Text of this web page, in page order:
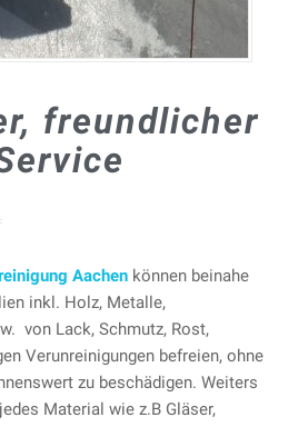
freundlicher
Aachen können beinahe
inkl. Holz, Metalle,
von Lack, Schmutz, Rost,
Verunreinigungen befreien, ohne
zu beschädigen. Weiters
Material wie z.B Gläser,